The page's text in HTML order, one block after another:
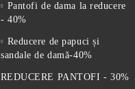
Pantofi de dama la reducere
- 40%
Reducere de papuci și
sandale de damă-40%
REDUCERE PANTOFI - 30%